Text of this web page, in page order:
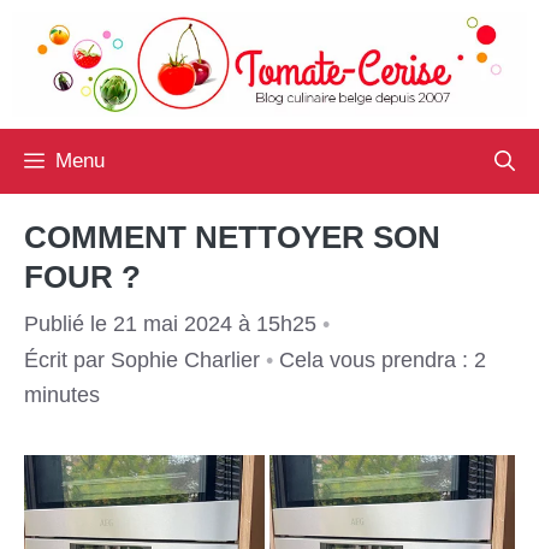
contenu
Menu
COMMENT NETTOYER SON
FOUR ?
Publié le 21 mai 2024 à 15h25 •
Écrit par Sophie Charlier • Cela vous prendra : 2
minutes